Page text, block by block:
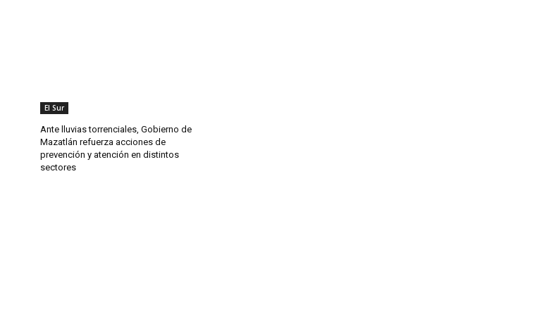
El Sur
Ante lluvias torrenciales, Gobierno de
Mazatlán refuerza acciones de
prevención y atención en distintos
sectores